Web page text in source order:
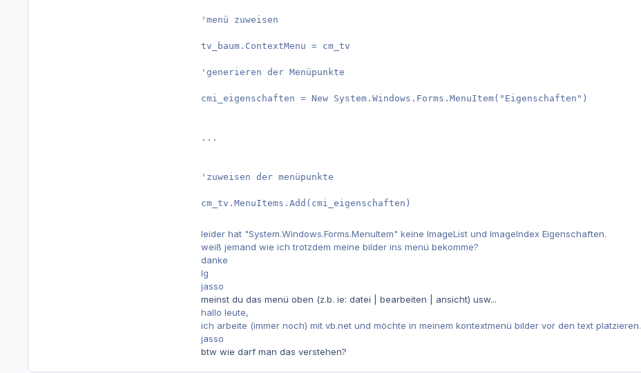
'menü zuweisen
tv_baum.ContextMenu = cm_tv
'generieren der Menüpunkte
cmi_eigenschaften = New System.Windows.Forms.MenuItem("Eigenschaften")
...
'zuweisen der menüpunkte
cm_tv.MenuItems.Add(cmi_eigenschaften)
leider hat "System.Windows.Forms.MenuItem" keine ImageList und ImageIndex Eigenschaften.
weiß jemand wie ich trotzdem meine bilder ins menü bekomme?
danke
lg
jasso
meinst du das menü oben (z.b. ie: datei | bearbeiten | ansicht) usw...
hallo leute,
ich arbeite (immer noch) mit vb.net und möchte in meinem kontextmenü bilder vor den text platzieren.
jasso
btw wie darf man das verstehen?